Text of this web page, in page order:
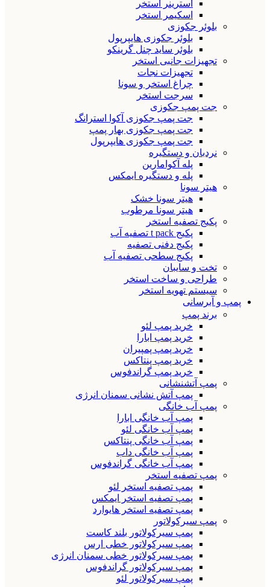
استرینر استخر
اسکیمر استخر
بلوئر جکوزی
بلوئر جکوزی هایپرپول
بلوئر ساید چنل گرینکو
تجهیزات جانبی استخر
تجهیزات نجات
چراغ استخر و سونا
سرجت استخر
جت پمپ جکوزی
جت پمپ جکوزی آکوا استرانگ
جت پمپ جکوزی بهار پمپ
جت پمپ جکوزی هایپرپول
نردبان و دستگیره
پله آکوامارین
پله و دستگیره ایمکس
هیتر سونا
هیتر سونا خشک
هیتر سونا مرطوب
پکیج تصفیه استخر
پکیج t pack تصفیه آب
پکیج دفنی تصفیه
پکیج سطحی تصفیه آب
تخت و سایبان
طراحی و ساخت استخر
سیستم تهویه استخر
پمپ و آبرسانی
برند پمپ
خرید پمپ لئو
خرید پمپ ابارا
خرید پمپ پمپیران
خرید پمپ پنتاکس
خرید پمپ گراندفوس
پمپ آتشنشانی
پمپ آتش نشانی سمنان انرژی
پمپ آب خانگی
پمپ آب خانگی ابارا
پمپ آب خانگی لئو
پمپ آب خانگی پنتاکس
پمپ آب خانگی داب
پمپ آب خانگی گراندفوس
پمپ تصفیه استخر
پمپ تصفیه استخر لئو
پمپ تصفیه استخر ایمکس
پمپ تصفیه استخر هایوارد
پمپ سیرکولاتور
پمپ سیرکولاتور بلند کاست
پمپ سیرکولاتور خطی ارس
پمپ سیرکولاتور خطی سمنان انرژی
پمپ سیرکولاتور گراندفوس
پمپ سیرکولاتور لئو